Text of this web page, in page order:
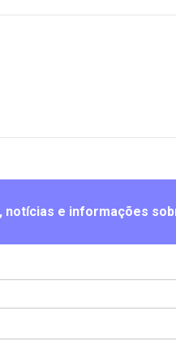
notícias e informações